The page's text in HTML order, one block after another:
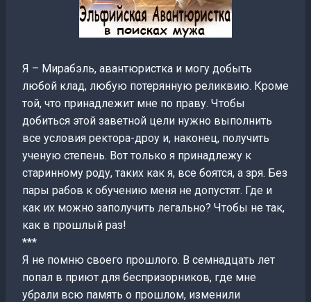
Я – Мирабэль, авантюристка и могу добыть
любой клад, любую потерянную реликвию. Кроме
той, что принадлежит мне по праву. Чтобы
добиться этой заветной цели нужно выполнить
все условия ректора-дроу и, наконец, получить
ученую степень. Вот только я принадлежу к
старинному роду, таких как я, все боятся, а зря. Без
пары рабов к обучению меня не допустят. Где и
как их можно заполучить легально? Чтобы не так,
как в прошлый раз!
***
Я не помню своего прошлого. В семнадцать лет
попал в приют для беспризорников, где мне
убрали всю память о прошлом, изменили